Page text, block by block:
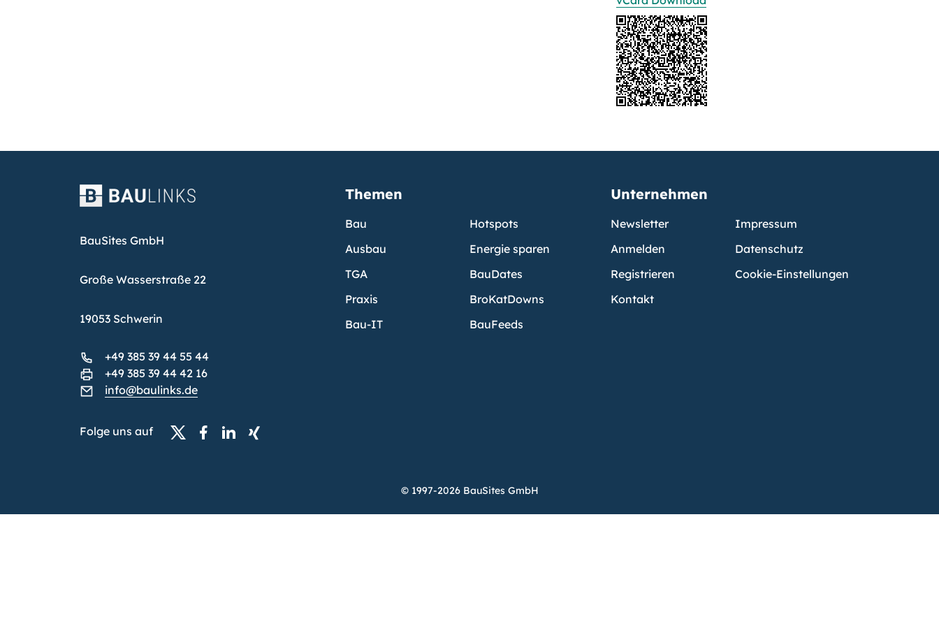
BauSites GmbH
Große Wasserstraße 22
19053 Schwerin
+49 385 39 44 55 44
+49 385 39 44 42 16
info@baulinks.de
Folge uns auf
Themen
Bau
Ausbau
TGA
Praxis
Bau-IT
Hotspots
Energie sparen
BauDates
BroKatDowns
BauFeeds
Unternehmen
Newsletter
Anmelden
Registrieren
Kontakt
Impressum
Datenschutz
Cookie-Einstellungen
© 1997-2026 BauSites GmbH